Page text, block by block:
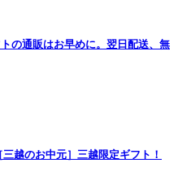
の通販はお早めに。翌日配送、無
越のお中元］三越限定ギフト！